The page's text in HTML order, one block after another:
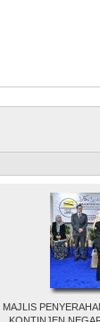
MAJLIS